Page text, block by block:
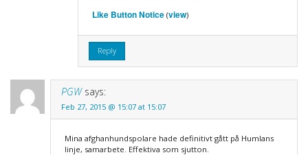
Like Button Notice(view)
Reply
PGW says:
Feb 27, 2015 @ 15:07 at 15:07
Mina afghanhundspolare hade definitivt gått på Humlans
linje, samarbete. Effektiva som sjutton.